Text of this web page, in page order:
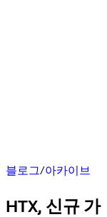
블로그/아카이브
HTX, 신규 가